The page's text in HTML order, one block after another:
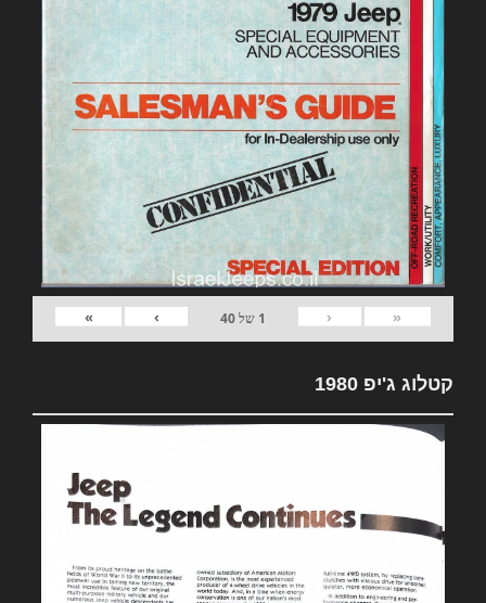
«
‹
1 של40
›
»
קטלוג ג'יפ 1980